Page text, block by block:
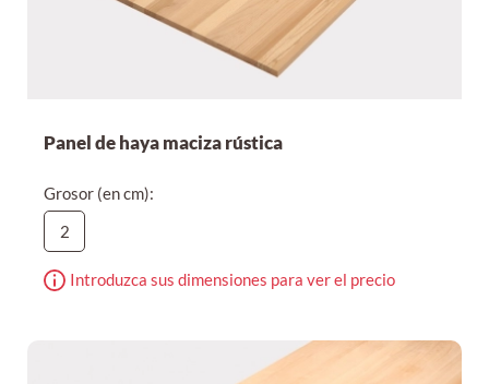
Panel de haya maciza rústica
Grosor (en cm):
2
Introduzca sus dimensiones para ver el precio